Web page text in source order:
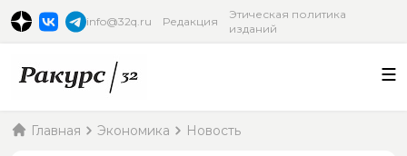
info@32q.ru Редакция
Этическая политика
изданий
Главная Экономика Новость